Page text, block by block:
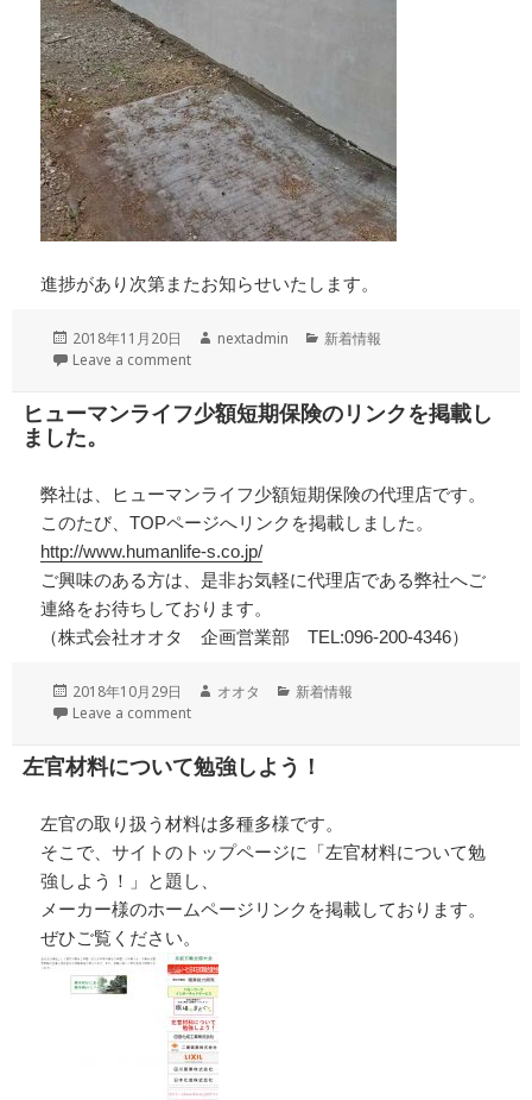
進捗があり次第またお知らせいたします。
投
稿
2018年11月20日
作
nextadmin
カ
リ
ー
新着情報
Leave a comment
ヒューマンライフ少額短期保険のリンクを掲載し
ました。
弊社は、ヒューマンライフ少額短期保険の代理店です。
このたび、TOPページへリンクを掲載しました。
http://www.humanlife-s.co.jp/
ご興味のある方は、是非お気軽に代理店である弊社へご
連絡をお待ちしております。
（株式会社オオタ 企画営業部 TEL:096-200-4346）
投
稿
2018年10月29日
作
オオタ
カ
リ
ー
新着情報
Leave a comment
左官材料について勉強しよう！
左官の取り扱う材料は多種多様です。
そこで、サイトのトップページに「左官材料について勉
強しよう！」と題し、
メーカー様のホームページリンクを掲載しております。
ぜひご覧ください。